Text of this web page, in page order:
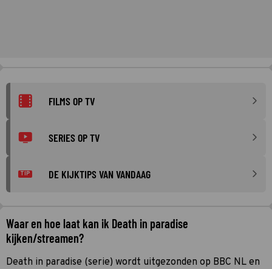
FILMS OP TV
SERIES OP TV
TIP DE KIJKTIPS VAN VANDAAG
Waar en hoe laat kan ik Death in paradise
kijken/streamen?
Death in paradise (serie) wordt uitgezonden op BBC NL en